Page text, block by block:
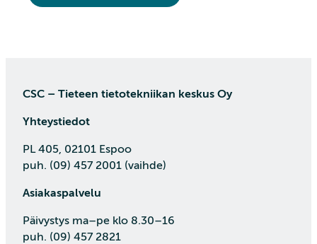
CSC – Tieteen tietotekniikan keskus Oy
Yhteystiedot
PL 405, 02101 Espoo
puh. (09) 457 2001 (vaihde)
Asiakaspalvelu
Päivystys ma–pe klo 8.30–16
puh. (09) 457 2821